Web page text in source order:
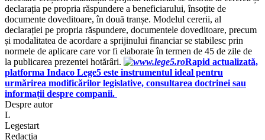
declarația pe propria răspundere a beneficiarului, însoțite de
documente doveditoare, în două tranșe. Modelul cererii, al
declarației pe propria răspundere, documentele doveditoare, precum
și modalitatea de acordare a sprijinului financiar se stabilesc prin
normele de aplicare care vor fi elaborate în termen de 45 de zile de
la publicarea prezentei hotărâri.
Rapid actualizată,
platforma Indaco Lege5 este instrumentul ideal pentru
urmărirea modificărilor legislative, consultarea doctrinei sau
informații despre companii.
Despre autor
L
Legestart
Redacţia